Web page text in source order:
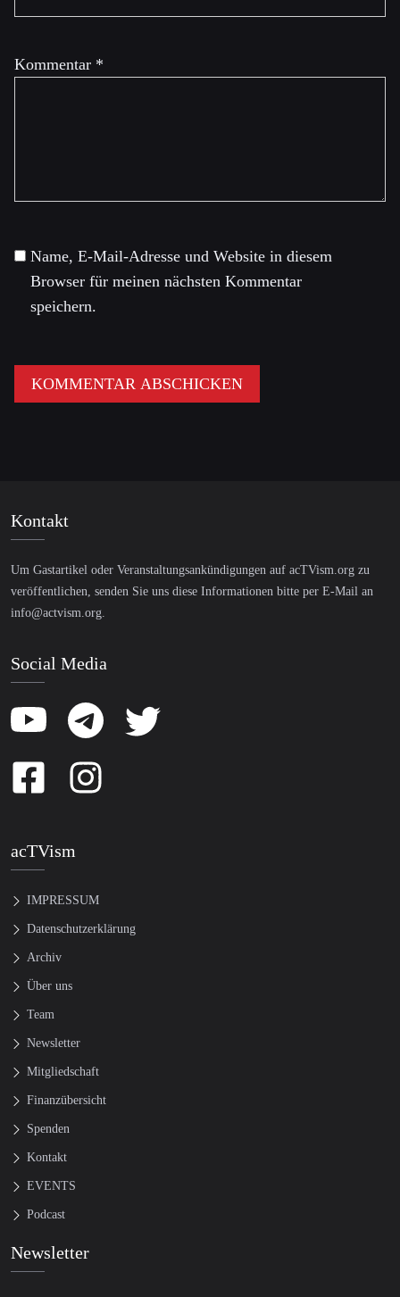
Kommentar *
Name, E-Mail-Adresse und Website in diesem
Browser für meinen nächsten Kommentar
speichern.
Kontakt
Um Gastartikel oder Veranstaltungsankündigungen auf acTVism.org zu
veröffentlichen, senden Sie uns diese Informationen bitte per E-Mail an
info@actvism.org.
Social Media
acTVism
IMPRESSUM
Datenschutzerklärung
Archiv
Über uns
Team
Newsletter
Mitgliedschaft
Finanzübersicht
Spenden
Kontakt
EVENTS
Podcast
Newsletter